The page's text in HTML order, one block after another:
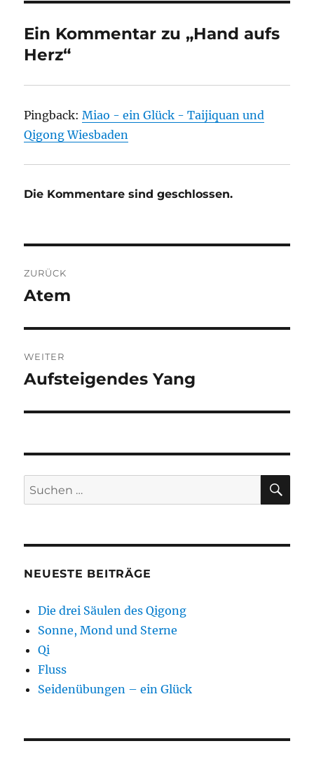
Ein Kommentar zu „Hand aufs
Herz“
Pingback:Miao - ein Glück - Taijiquan und
Qigong Wiesbaden
Die Kommentare sind geschlossen.
ZURÜCK
Vorheriger
Atem
WEITER
Nächster
Aufsteigendes Yang
Suchen
nach:
NEUESTE BEITRÄGE
Die drei Säulen des Qigong
Sonne, Mond und Sterne
Qi
Fluss
Seidenübungen – ein Glück